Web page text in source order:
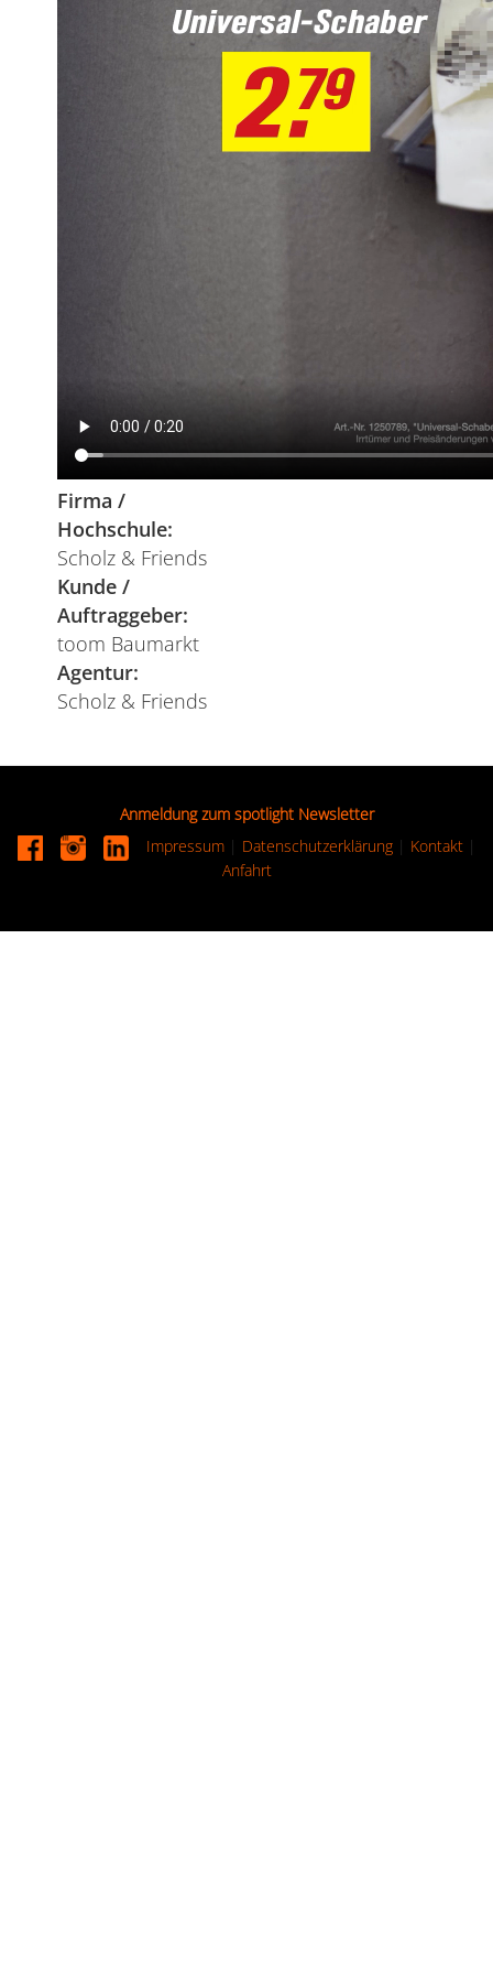
Firma /
Hochschule:
Scholz & Friends
Kunde /
Auftraggeber:
toom Baumarkt
Agentur:
Scholz & Friends
Anmeldung zum spotlight Newsletter
Impressum| Datenschutzerklärung| Kontakt|
Anfahrt